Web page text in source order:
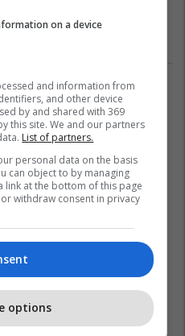
për puç në Republikën
on a device
and information from
and other device
by and shared with 369
this site. We and our partners
List of partners.
personal data on the basis
can object to by managing
at the bottom of this page
withdraw consent in privacy
options